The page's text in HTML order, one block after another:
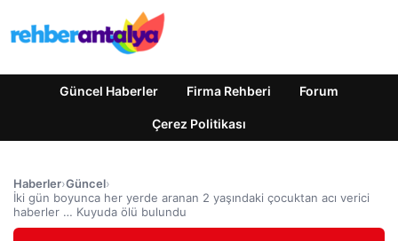
Güncel Haberler Firma Rehberi Forum
Çerez Politikası
Haberler›Güncel›
İki gün boyunca her yerde aranan 2 yaşındaki çocuktan acı verici
haberler … Kuyuda ölü bulundu